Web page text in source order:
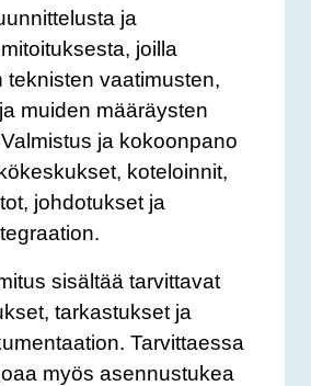
ja
joilla
teknisten vaatimusten,
muiden määräysten
ja kokoonpano
koteloinnit,
johdotukset ja
sisältää tarvittavat
tarkastukset ja
Tarvittaessa
myös asennustukea